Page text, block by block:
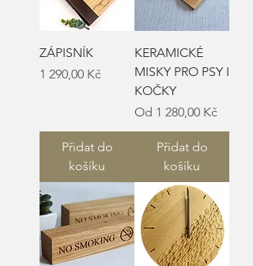
ZÁPISNÍK
Cena
1 290,00 Kč
Přidat do
košíku
KERAMICKÉ
MISKY PRO PSY I
KOČKY
Od 1 280,00 Kč
Zvýhodněná cena
Přidat do
košíku